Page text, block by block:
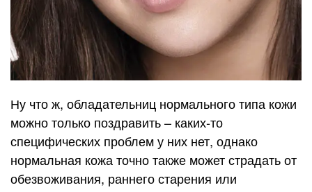
Ну что ж, обладательниц нормального типа кожи
можно только поздравить – каких-то
специфических проблем у них нет, однако
нормальная кожа точно также может страдать от
обезвоживания, раннего старения или